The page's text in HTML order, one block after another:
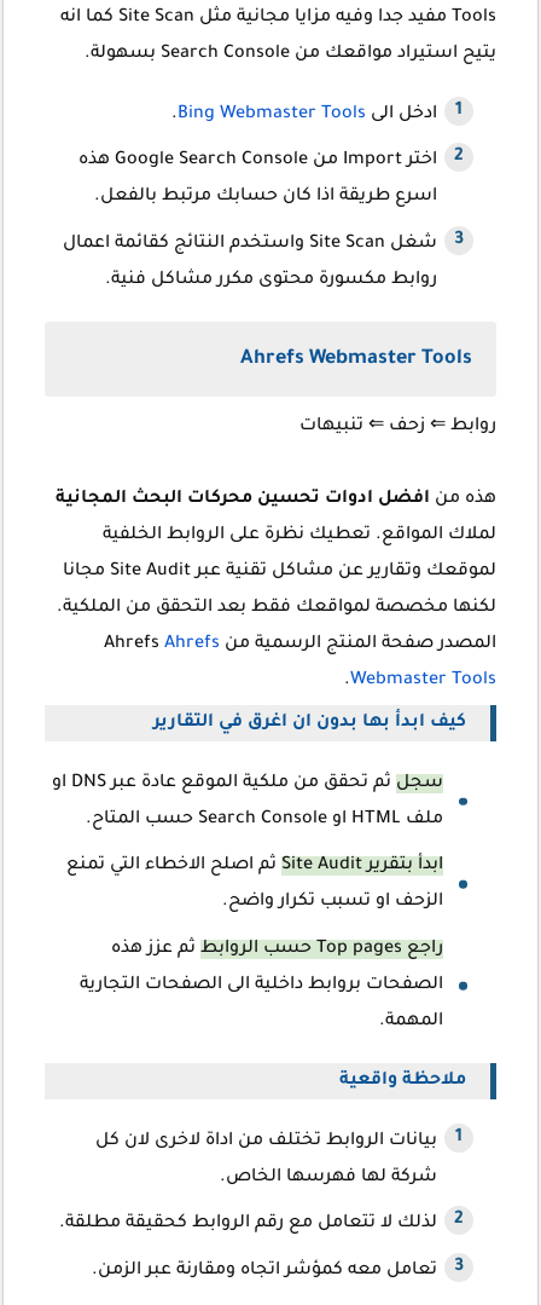
Tools مفيد جدا وفيه مزايا مجانية مثل Site Scan كما انه
يتيح استيراد مواقعك من Search Console بسهولة.
ادخل الى Bing Webmaster Tools
.
اختر Import من Google Search Console هذه
اسرع طريقة اذا كان حسابك مرتبط بالفعل.
شغل Site Scan واستخدم النتائج كقائمة اعمال
روابط مكسورة محتوى مكرر مشاكل فنية.
Ahrefs Webmaster Tools
روابط ⇐ زحف ⇐ تنبيهات
هذه من افضل ادوات تحسين محركات البحث المجانية
لملاك المواقع. تعطيك نظرة على الروابط الخلفية
لموقعك وتقارير عن مشاكل تقنية عبر Site Audit مجانا
لكنها مخصصة لمواقعك فقط بعد التحقق من الملكية.
المصدر صفحة المنتج الرسمية من Ahrefs Ahrefs
Webmaster Tools
.
كيف ابدأ بها بدون ان اغرق في التقارير
سجل
ثم تحقق من ملكية الموقع عادة عبر DNS او
ملف HTML او Search Console حسب المتاح.
ابدأ بتقرير Site Audit
ثم اصلح الاخطاء التي تمنع
الزحف او تسبب تكرار واضح.
راجع Top pages حسب الروابط
ثم عزز هذه
الصفحات بروابط داخلية الى الصفحات التجارية
المهمة.
ملاحظة واقعية
بيانات الروابط تختلف من اداة لاخرى لان كل
شركة لها فهرسها الخاص.
لذلك لا تتعامل مع رقم الروابط كحقيقة مطلقة.
تعامل معه كمؤشر اتجاه ومقارنة عبر الزمن.